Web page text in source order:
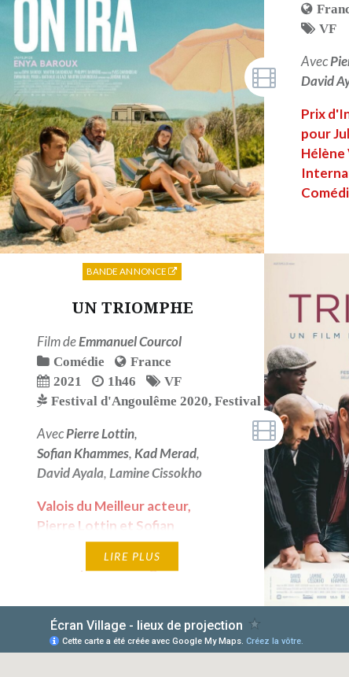
VF
Avec
David
Prix
pour
Hélène
UN TRIOMPHE
Film deEmmanuel Courcol
Comédie
France
2021
1h46
VF
Festival d'Angoulême 2020,Festival de Cannes
AvecPierre Lottin,
Sofian Khammes,Kad Merad,
David Ayala,Lamine Cissokho
Valois du Meilleur acteur,
Pierre Lottin et Sofian
Khammes - Festival du Film
Francophone d'Angoulême
LIRE PLUS
BANDE ANNONCE